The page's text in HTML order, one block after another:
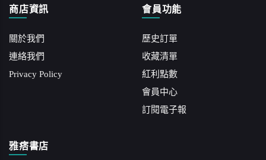
商店資訊
關於我們
連絡我們
Privacy Policy
會員功能
歷史訂單
收藏清單
紅利點數
會員中心
訂閱電子報
雅痞書店